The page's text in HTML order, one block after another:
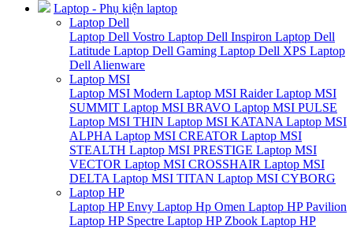
Laptop - Phụ kiện laptop
Laptop Dell
Laptop Dell Vostro Laptop Dell Inspiron Laptop Dell
Latitude Laptop Dell Gaming Laptop Dell XPS Laptop
Dell Alienware
Laptop MSI
Laptop MSI Modern Laptop MSI RaiderLaptop MSI
SUMMIT Laptop MSI BRAVO Laptop MSI PULSE
Laptop MSI THIN Laptop MSI KATANA Laptop MSI
ALPHA Laptop MSI CREATOR Laptop MSI
STEALTH Laptop MSI PRESTIGE Laptop MSI
VECTOR Laptop MSI CROSSHAIR Laptop MSI
DELTA Laptop MSI TITAN Laptop MSI CYBORG
Laptop HP
Laptop HP Envy Laptop Hp Omen Laptop HP Pavilion
Laptop HP Spectre Laptop HP Zbook Laptop HP